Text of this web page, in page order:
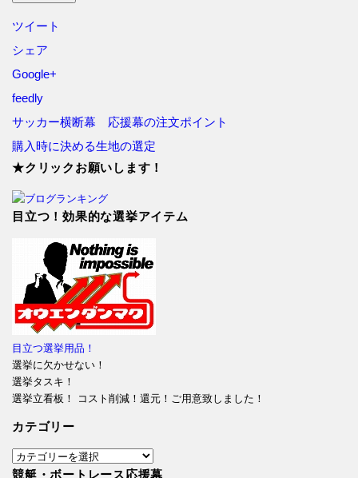
ツイート
シェア
Google+
feedly
サッカー横断幕 応援幕の注文ポイント
購入時に決める生地の選定
★クリックお願いします！
目立つ！効果的な選挙アイテム
目立つ選挙用品！
選挙に欠かせない！
選挙タスキ！
選挙立看板！ コスト削減！還元！ご用意致しました！
カテゴリー
カ
テ
競艇・ボートレース応援幕